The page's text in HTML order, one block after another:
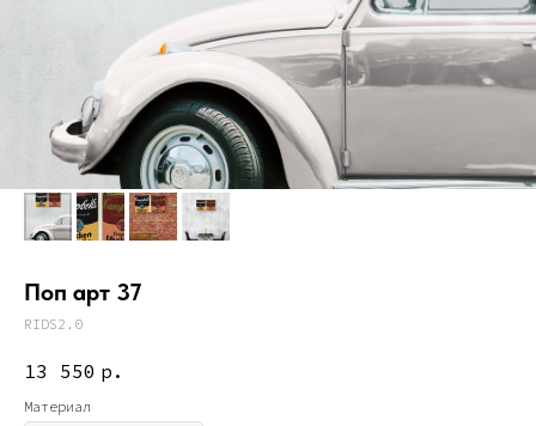
Поп арт 37
RIDS2.0
13 550 р.
Материал